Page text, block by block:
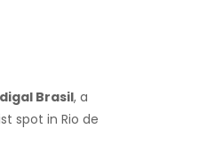
Brasil, a
spot in Rio de